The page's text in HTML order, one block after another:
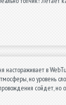
настораживает в
но уровень
сойдет, но